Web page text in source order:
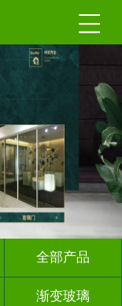
全部产品
渐变玻璃